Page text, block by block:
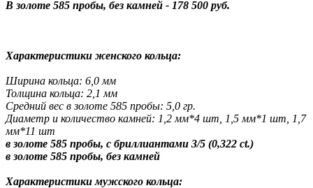
В золоте 585 пробы, без камней - 178 500 руб.
Характеристики женского кольца:
Ширина кольца: 6,0 мм
Толщина кольца: 2,1 мм
Средний вес в золоте 585 пробы: 5,0 гр.
Диаметр и количество камней: 1,2 мм*4 шт, 1,5 мм*1 шт, 1,7
мм*11 шт
в золоте 585 пробы, с бриллиантами 3/5 (0,322 ct.)
в золоте 585 пробы, без камней
Характеристики мужского кольца: